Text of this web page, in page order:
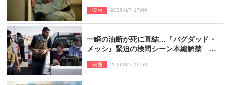
映画 2026/8/7 17:00
一瞬の油断が死に直結…『バグダッド・
メッシ』緊迫の検問シーン本編解禁 監
映画 2026/8/7 16:50